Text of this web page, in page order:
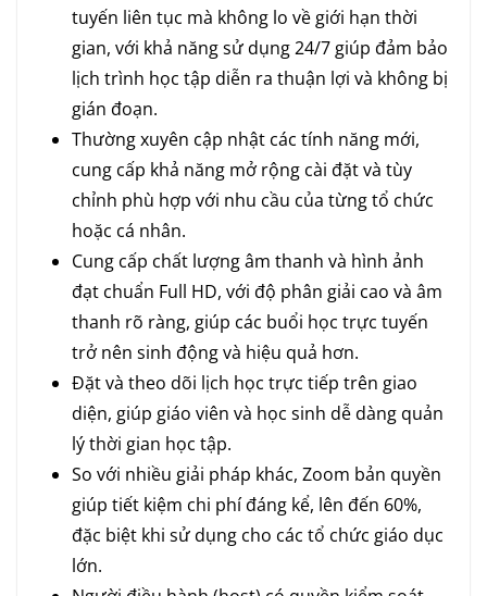
tuyến liên tục mà không lo về giới hạn thời
gian, với khả năng sử dụng 24/7 giúp đảm bảo
lịch trình học tập diễn ra thuận lợi và không bị
gián đoạn.
Thường xuyên cập nhật các tính năng mới,
cung cấp khả năng mở rộng cài đặt và tùy
chỉnh phù hợp với nhu cầu của từng tổ chức
hoặc cá nhân.
Cung cấp chất lượng âm thanh và hình ảnh
đạt chuẩn Full HD, với độ phân giải cao và âm
thanh rõ ràng, giúp các buổi học trực tuyến
trở nên sinh động và hiệu quả hơn.
Đặt và theo dõi lịch học trực tiếp trên giao
diện, giúp giáo viên và học sinh dễ dàng quản
lý thời gian học tập.
So với nhiều giải pháp khác, Zoom bản quyền
giúp tiết kiệm chi phí đáng kể, lên đến 60%,
đặc biệt khi sử dụng cho các tổ chức giáo dục
lớn.